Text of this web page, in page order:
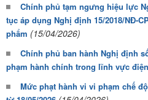
Chính phủ tạm ngưng hiệu lực
tục áp dụng Nghị định 15/2018/NĐ-
phẩm (15/04/2026)
Chính phủ ban hành Nghị định
phạm hành chính trong lĩnh vực
Mức phạt hành vi vi phạm chế